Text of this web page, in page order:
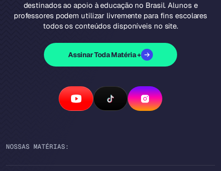
destinados ao apoio à educação no Brasil. Alunos e
professores podem utilizar livremente para fins escolares
todos os conteúdos disponíveis no site.
Assinar Toda Matéria +
NOSSAS MATÉRIAS: